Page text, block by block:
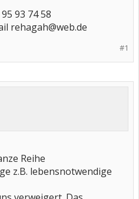
93 74 58
rehagah@web.de
#1
Reihe
z.B. lebensnotwendige